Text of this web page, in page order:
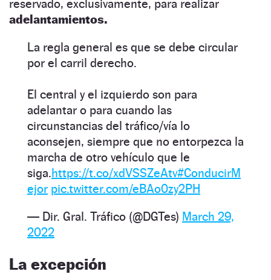
reservado, exclusivamente, para realizar
adelantamientos.
La regla general es que se debe circular
por el carril derecho.
El central y el izquierdo son para
adelantar o para cuando las
circunstancias del tráfico/vía lo
aconsejen, siempre que no entorpezca la
marcha de otro vehículo que le
siga.https://t.co/xdVSSZeAtv#ConducirM
ejor pic.twitter.com/eBAo0zy2PH
— Dir. Gral. Tráfico (@DGTes) March 29,
2022
La excepción